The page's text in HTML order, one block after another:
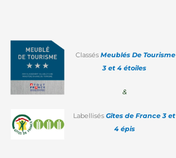
Classés Meublés De Tourisme
3 et 4 étoiles
&
LabellisésGîtes de France 3 et
4 épis